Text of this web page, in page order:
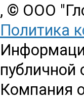
, © ООО
Политика
публичной
Компания